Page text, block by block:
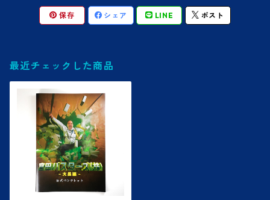
保存 シェア LINE ポスト
最近チェックした商品